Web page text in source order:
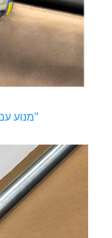
מנוע עם סכין עגולה לחיתוך החומר"